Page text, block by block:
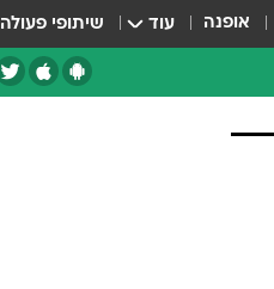
אופנה עוד שיתופי פעולה